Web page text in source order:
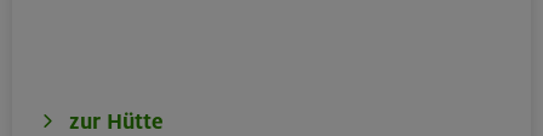
zur Hütte